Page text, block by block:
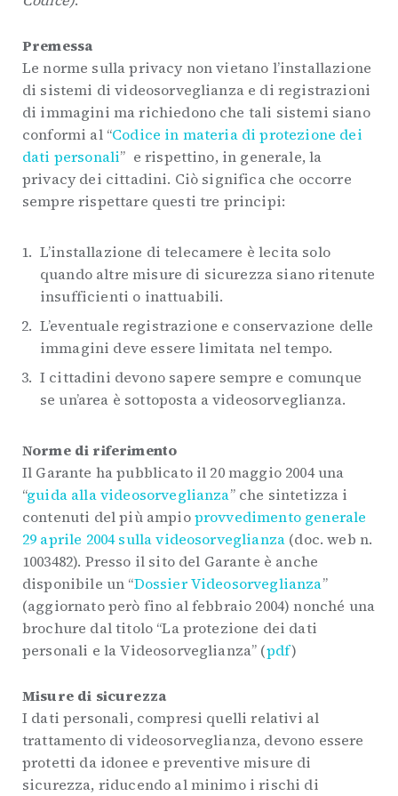
Premessa
Le norme sulla privacy non vietano l’installazione
di sistemi di videosorveglianza e di registrazioni
di immagini ma richiedono che tali sistemi siano
conformi al “Codice in materia di protezione dei
dati personali” e rispettino, in generale, la
privacy dei cittadini. Ciò significa che occorre
sempre rispettare questi tre principi:
L’installazione di telecamere è lecita solo
quando altre misure di sicurezza siano ritenute
insufficienti o inattuabili.
L’eventuale registrazione e conservazione delle
immagini deve essere limitata nel tempo.
I cittadini devono sapere sempre e comunque
se un’area è sottoposta a videosorveglianza.
Norme di riferimento
Il Garante ha pubblicato il 20 maggio 2004 una
“guida alla videosorveglianza” che sintetizza i
contenuti del più ampioprovvedimento generale
29 aprile 2004 sulla videosorveglianza (doc. web n.
1003482). Presso il sito del Garante è anche
disponibile un “Dossier Videosorveglianza”
(aggiornato però fino al febbraio 2004) nonché una
brochure dal titolo “La protezione dei dati
personali e la Videosorveglianza” (pdf)
Misure di sicurezza
I dati personali, compresi quelli relativi al
trattamento di videosorveglianza, devono essere
protetti da idonee e preventive misure di
sicurezza, riducendo al minimo i rischi di